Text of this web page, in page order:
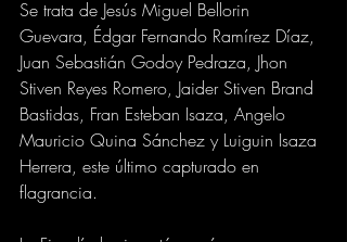
Se trata de Jesús Miguel Bellorin
Guevara, Édgar Fernando Ramírez Díaz,
Juan Sebastián Godoy Pedraza, Jhon
Stiven Reyes Romero, Jaider Stiven Brand
Bastidas, Fran Esteban Isaza, Angelo
Mauricio Quina Sánchez y Luiguin Isaza
Herrera, este último capturado en
flagrancia.